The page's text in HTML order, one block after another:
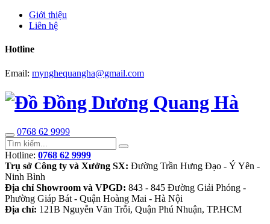
Giới thiệu
Liên hệ
Hotline
Email: mynghequangha@gmail.com
0768 62 9999
Hotline: 0768 62 9999
Trụ sở Công ty và Xưởng SX: Đường Trần Hưng Đạo - Ý Yên -
Ninh Bình
Địa chỉ Showroom và VPGD: 843 - 845 Đường Giải Phóng -
Phường Giáp Bát - Quận Hoàng Mai - Hà Nội
Địa chỉ: 121B Nguyễn Văn Trỗi, Quận Phú Nhuận, TP.HCM